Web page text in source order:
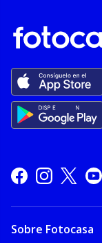
Sobre Fotocasa